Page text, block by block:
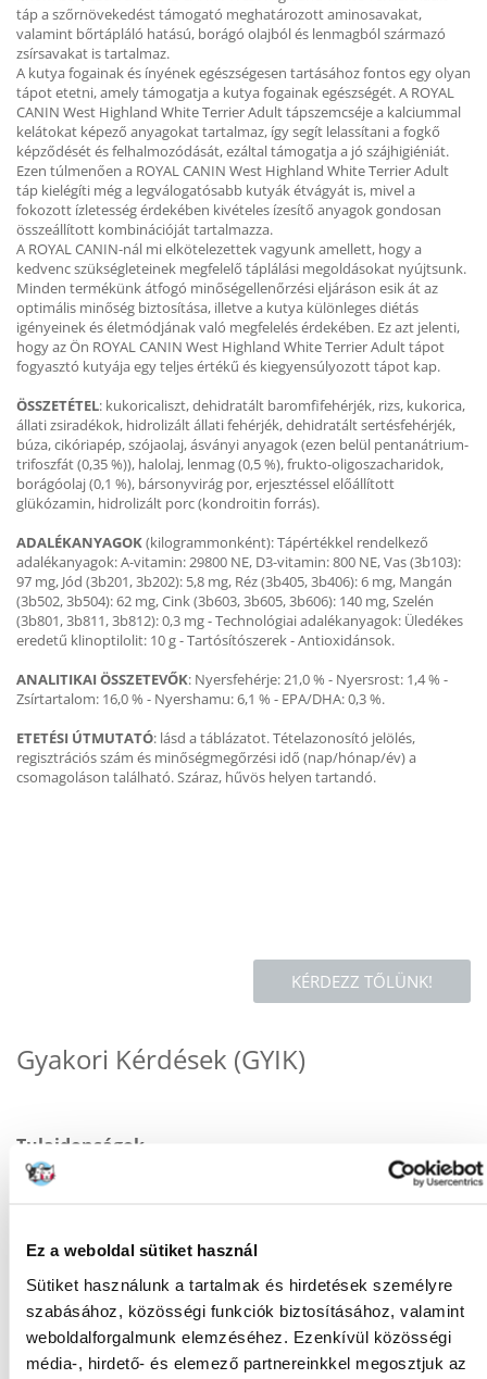
Ez a weboldal sütiket használ
Sütiket használunk a tartalmak és hirdetések személyre
szabásához, közösségi funkciók biztosításához, valamint
weboldalforgalmunk elemzéséhez. Ezenkívül közösségi
média-, hirdető- és elemező partnereinkkel megosztjuk az
táp a szőrnövekedést támogató meghatározott aminosavakat,
valamint bőrtápláló hatású, borágó olajból és lenmagból származó
zsírsavakat is tartalmaz.
A kutya fogainak és ínyének egészségesen tartásához fontos egy olyan
tápot etetni, amely támogatja a kutya fogainak egészségét. A ROYAL
CANIN West Highland White Terrier Adult tápszemcséje a kalciummal
kelátokat képező anyagokat tartalmaz, így segít lelassítani a fogkő
képződését és felhalmozódását, ezáltal támogatja a jó szájhigiéniát.
Ezen túlmenően a ROYAL CANIN West Highland White Terrier Adult
táp kielégíti még a legválogatósabb kutyák étvágyát is, mivel a
fokozott ízletesség érdekében kivételes ízesítő anyagok gondosan
összeállított kombinációját tartalmazza.
A ROYAL CANIN-nál mi elkötelezettek vagyunk amellett, hogy a
kedvenc szükségleteinek megfelelő táplálási megoldásokat nyújtsunk.
Minden termékünk átfogó minőségellenőrzési eljáráson esik át az
optimális minőség biztosítása, illetve a kutya különleges diétás
igényeinek és életmódjának való megfelelés érdekében. Ez azt jelenti,
hogy az Ön ROYAL CANIN West Highland White Terrier Adult tápot
fogyasztó kutyája egy teljes értékű és kiegyensúlyozott tápot kap.
ÖSSZETÉTEL: kukoricaliszt, dehidratált baromfifehérjék, rizs, kukorica,
állati zsiradékok, hidrolizált állati fehérjék, dehidratált sertésfehérjék,
búza, cikóriapép, szójaolaj, ásványi anyagok (ezen belül pentanátrium-
trifoszfát (0,35 %)), halolaj, lenmag (0,5 %), frukto-oligoszacharidok,
borágóolaj (0,1 %), bársonyvirág por, erjesztéssel előállított
glükózamin, hidrolizált porc (kondroitin forrás).
ADALÉKANYAGOK(kilogrammonként): Tápértékkel rendelkező
adalékanyagok: A-vitamin: 29800 NE, D3-vitamin: 800 NE, Vas (3b103):
97 mg, Jód (3b201, 3b202): 5,8 mg, Réz (3b405, 3b406): 6 mg, Mangán
(3b502, 3b504): 62 mg, Cink (3b603, 3b605, 3b606): 140 mg, Szelén
(3b801, 3b811, 3b812): 0,3 mg - Technológiai adalékanyagok: Üledékes
eredetű klinoptilolit: 10 g - Tartósítószerek - Antioxidánsok.
ANALITIKAI ÖSSZETEVŐK: Nyersfehérje: 21,0 % - Nyersrost: 1,4 % -
Zsírtartalom: 16,0 % - Nyershamu: 6,1 % - EPA/DHA: 0,3 %.
ETETÉSI ÚTMUTATÓ: lásd a táblázatot. Tételazonosító jelölés,
regisztrációs szám és minőségmegőrzési idő (nap/hónap/év) a
csomagoláson található. Száraz, hűvös helyen tartandó.
KÉRDEZZ TŐLÜNK!
Gyakori Kérdések (GYIK)
Tulajdonságok
(KG):
TERMÉKCSALÁD:
Royal Canin West Highland
White Terrier Adult
GYÁRTÓ: ROYAL CANIN